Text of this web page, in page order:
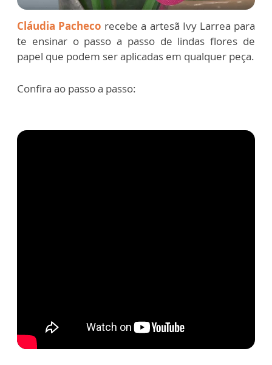
Cláudia Pacheco recebe a artesã Ivy Larrea para
te ensinar o passo a passo de lindas flores de
papel que podem ser aplicadas em qualquer peça.
Confira ao passo a passo: